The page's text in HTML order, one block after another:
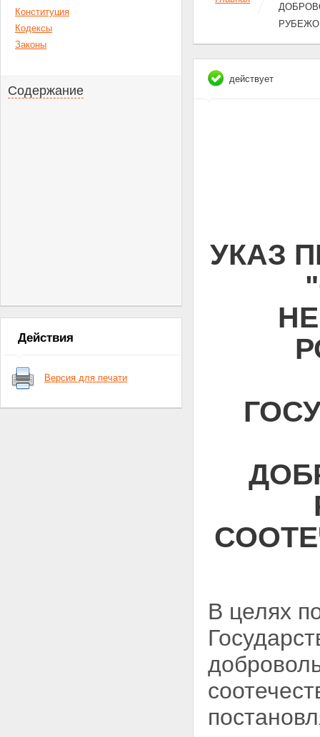
Конституция
Кодексы
Законы
Содержание
Действия
Версия для печати
действует
УКАЗ
В целях